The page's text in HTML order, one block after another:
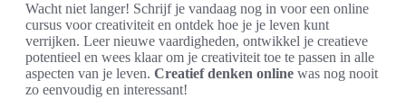
Wacht niet langer! Schrijf je vandaag nog in voor een online
cursus voor creativiteit en ontdek hoe je je leven kunt
verrijken. Leer nieuwe vaardigheden, ontwikkel je creatieve
potentieel en wees klaar om je creativiteit toe te passen in alle
aspecten van je leven. Creatief denken online was nog nooit
zo eenvoudig en interessant!